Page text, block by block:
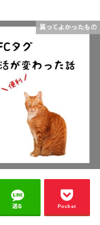
買ってよかったもの
送る Pocket